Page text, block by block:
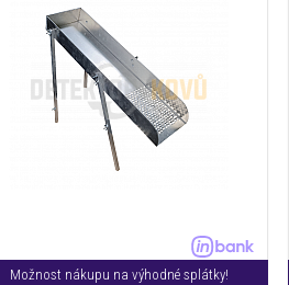
Možnost nákupu na výhodné splátky!